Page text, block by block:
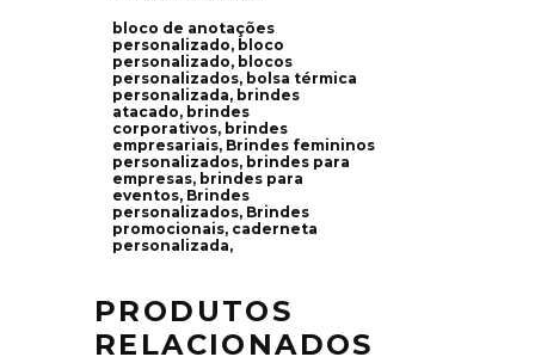
bloco de anotações
personalizado, bloco
personalizado, blocos
personalizados, bolsa térmica
personalizada, brindes
atacado, brindes
corporativos, brindes
empresariais, Brindes femininos
personalizados, brindes para
empresas, brindes para
eventos, Brindes
personalizados, Brindes
promocionais, caderneta
personalizada,
PRODUTOS
RELACIONADOS